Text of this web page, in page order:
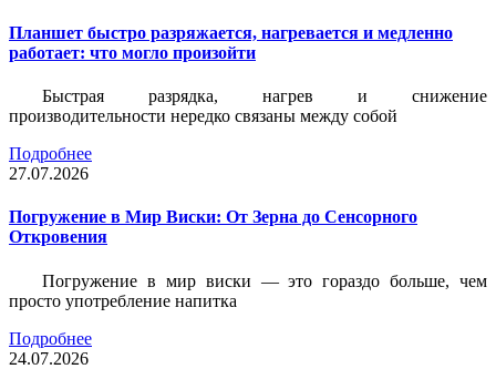
Планшет быстро разряжается, нагревается и медленно
работает: что могло произойти
Быстрая разрядка, нагрев и снижение
производительности нередко связаны между собой
Подробнее
27.07.2026
Погружение в Мир Виски: От Зерна до Сенсорного
Откровения
Погружение в мир виски — это гораздо больше, чем
просто употребление напитка
Подробнее
24.07.2026